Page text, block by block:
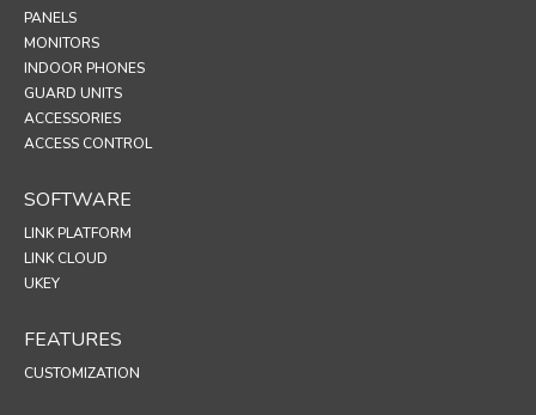
PANELS
MONITORS
INDOOR PHONES
GUARD UNITS
ACCESSORIES
ACCESS CONTROL
SOFTWARE
LINK PLATFORM
LINK CLOUD
UKEY
FEATURES
CUSTOMIZATION